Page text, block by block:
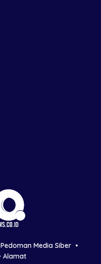
Pedoman Media Siber
Alamat